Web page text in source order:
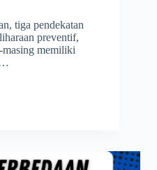
tiga pendekatan
preventif,
memiliki